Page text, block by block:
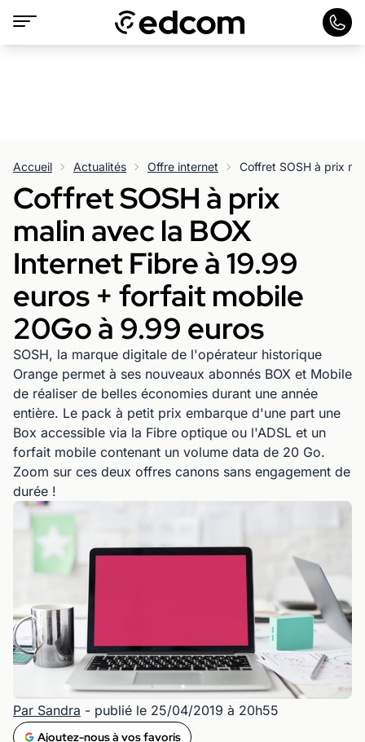
Accueil Actualités Offre internet
Coffret SOSH à prix
malin avec la BOX
Internet Fibre à 19.99
euros + forfait mobile
20Go à 9.99 euros
SOSH, la marque digitale de l'opérateur historique
Orange permet à ses nouveaux abonnés BOX et Mobile
de réaliser de belles économies durant une année
entière. Le pack à petit prix embarque d'une part une
Box accessible via la Fibre optique ou l'ADSL et un
forfait mobile contenant un volume data de 20 Go.
Zoom sur ces deux offres canons sans engagement de
durée !
Par Sandra - publié le 25/04/2019 à 20h55
Ajoutez-nous à vos favoris